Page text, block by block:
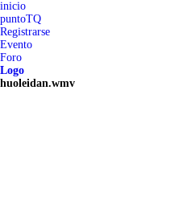
inicio
puntoTQ
Registrarse
Evento
Foro
Logo
huoleidan.wmv